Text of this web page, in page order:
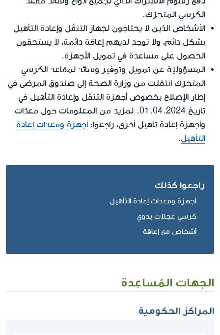
الكرسي المتحرّك.
الأشخاص الذين لا يحتاجون لجهاز التنقّل وإعادة التأهيل
بشكل دائم، ولا توجد لديهم إعاقة دائمة، لا يستحقون
الحصول على مساعدة في تمويل الأجهزة.
المسؤوليّة عن تمويل وتوفير وسائد لمقاعد الكرسي
المتحرّك انتقلت من وزارة الصحة إلى صندوق المرضى في
إطار الإصلاح بخصوص أجهزة التنقّل وإعادة التأهيل في
تاريخ 01.04.2024. لمزيد من المعلومات حول معدّات
وأجهزة إعادة تأهيل أخرى، راجعوا:أجهزة ومعدات إعادة
التأهيل.
راجعوا كذلك
أجهزة ومعدات إعادة التأهيل
كرسي عجلات يدوي
أشخاص مع إعاقة
الجهات المُساعِدة
المراكز الحكومية